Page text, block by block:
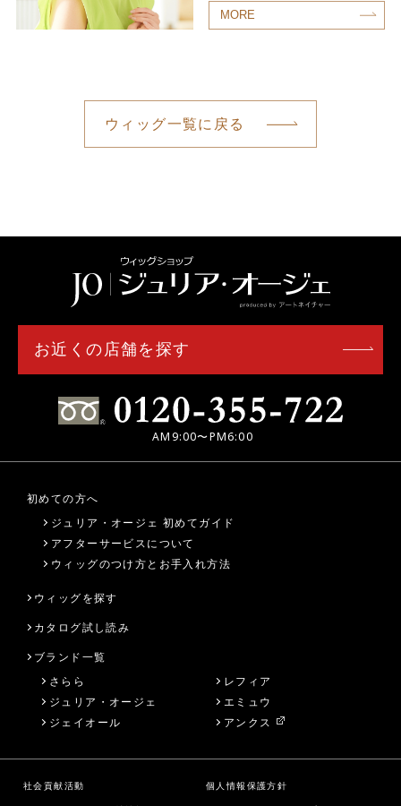
MORE
ウィッグ一覧に戻る
初めての方へ
ジュリア・オージェ 初めてガイド
アフターサービスについて
ウィッグのつけ方とお手入れ方法
ウィッグを探す
カタログ試し読み
ブランド一覧
さらら
ジュリア・オージェ
ジェイオール
レフィア
エミュウ
アンクス
お近くの店舗を探す
AM9:00〜PM6:00
社会貢献活動 個人情報保護方針